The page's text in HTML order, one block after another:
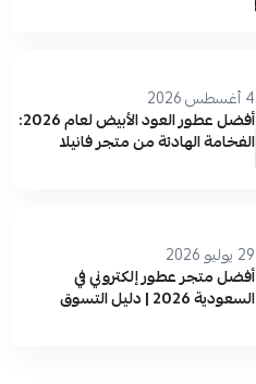
4 أغسطس 2026
أفضل عطور العود الأبيض لعام 2026:
الفخامة الهادئة من متجر فانيلا
29 يوليو 2026
أفضل متجر عطور إلكتروني في
السعودية 2026 | دليل التسوق